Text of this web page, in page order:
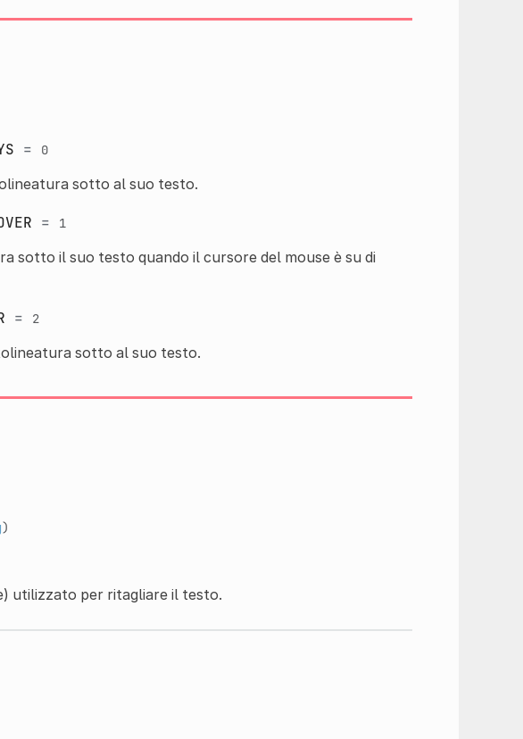
= 0
sotto al suo testo.
= 1
sotto il suo testo quando il cursore del mouse è su di
= 2
sotto al suo testo.
)
utilizzato per ritagliare il testo.